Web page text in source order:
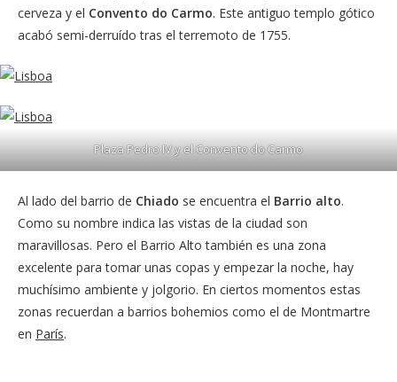
cerveza y el Convento do Carmo. Este antiguo templo gótico
acabó semi-derruído tras el terremoto de 1755.
Plaza Pedro IV y el Convento do Carmo
Al lado del barrio de Chiado se encuentra el Barrio alto.
Como su nombre indica las vistas de la ciudad son
maravillosas. Pero el Barrio Alto también es una zona
excelente para tomar unas copas y empezar la noche, hay
muchísimo ambiente y jolgorio. En ciertos momentos estas
zonas recuerdan a barrios bohemios como el de Montmartre
en París.